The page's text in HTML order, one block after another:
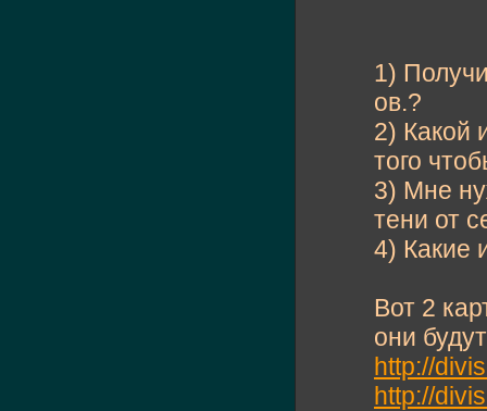
1)
ов.?
2) Какой
того
3) Мне
тени от
4) Какие
Вот 2
они
http://
http://